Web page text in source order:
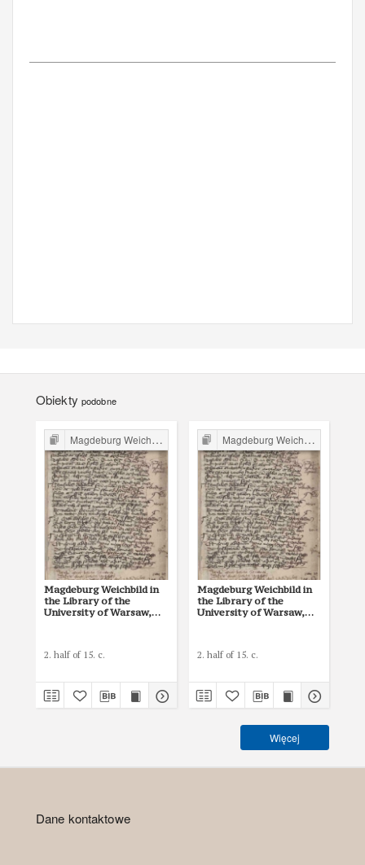
Obiekty podobne
Magdeburg Weichbild in Poland
Magdeburg Weichbild in
the Library of the
University of Warsaw,
2. half of 15. c.
Magdeburg Weichbild in Poland
Magdeburg Weichbild in
the Library of the
University of Warsaw,
2. half of 15. c.
Więcej
Dane kontaktowe